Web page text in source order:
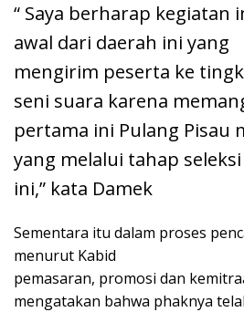
“ Saya berharap kegiatan
awal dari daerah ini yang
mengirim peserta ke
seni suara karena
pertama ini Pulang Pisau
yang melalui tahap
ini,” kata Damek
Sementara itu dalam proses
menurut Kabid
pemasaran, promosi dan
mengatakan bahwa phaknya